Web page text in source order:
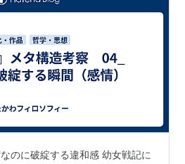
のに破綻する違和感 幼女戦記に